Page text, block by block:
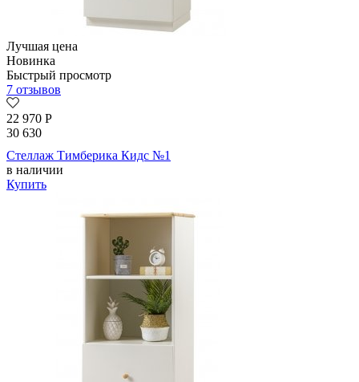
Лучшая цена
Новинка
Быстрый просмотр
7 отзывов
22 970 Р
30 630
Стеллаж Тимберика Кидс №1
в наличии
Купить